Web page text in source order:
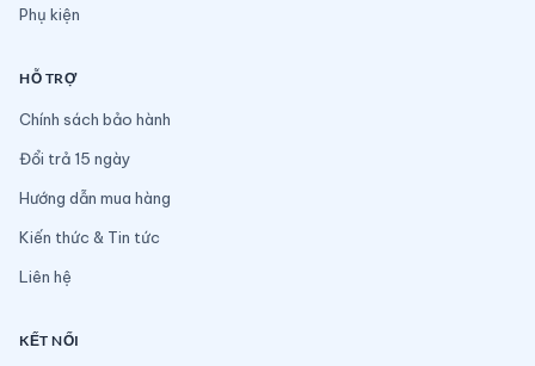
Phụ kiện
HỖ TRỢ
Chính sách bảo hành
Đổi trả 15 ngày
Hướng dẫn mua hàng
Kiến thức & Tin tức
Liên hệ
KẾT NỐI